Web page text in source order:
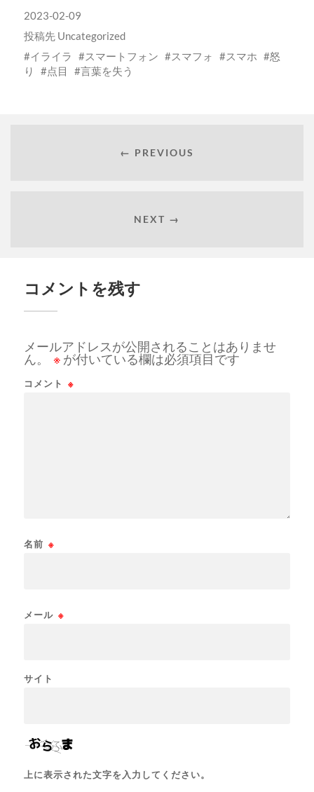
2023-02-09
投稿先 Uncategorized
イライラ
スマートフォン スマフォ スマホ
怒
り
点目 言葉を失う
← PREVIOUS
NEXT →
コメントを残す
メールアドレスが公開されることはありませ
ん。
※ が付いている欄は必須項目です
コメント ※
名前 ※
メール ※
サイト
上に表示された文字を入力してください。